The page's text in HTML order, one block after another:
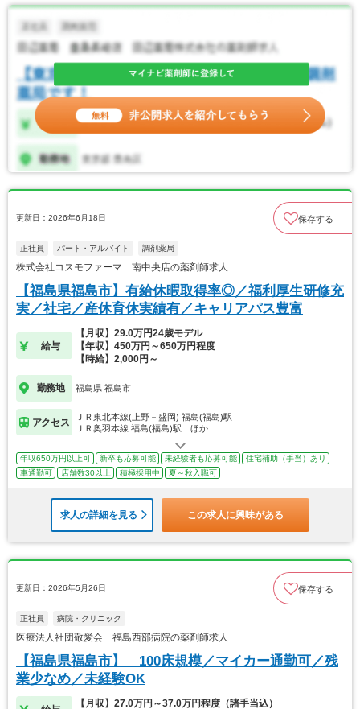
更新日：2026年6月18日 保存する
正社員 パート・アルバイト 調剤薬局
株式会社コスモファーマ 南中央店の薬剤師求人
【福島県福島市】有給休暇取得率◎／福利厚生研修充
実／社宅／産休育休実績有／キャリアパス豊富
給与
【月収】29.0万円24歳モデル
【年収】450万円～650万円程度
【時給】2,000円～
勤務地 福島県 福島市
アクセス
ＪＲ東北本線(上野－盛岡) 福島(福島)駅
ＪＲ奥羽本線 福島(福島)駅…ほか
年収650万円以上可 新卒も応募可能 未経験者も応募可能
住宅補助（手当）あり
車通勤可
店舗数30以上 積極採用中 夏～秋入職可
求人の詳細を見る この求人に興味がある
更新日：2026年5月26日 保存する
正社員 病院・クリニック
医療法人社団敬愛会 福島西部病院の薬剤師求人
【福島県福島市】 100床規模／マイカー通勤可／残
業少なめ／未経験OK
【月収】27.0万円～37.0万円程度（諸手当込）